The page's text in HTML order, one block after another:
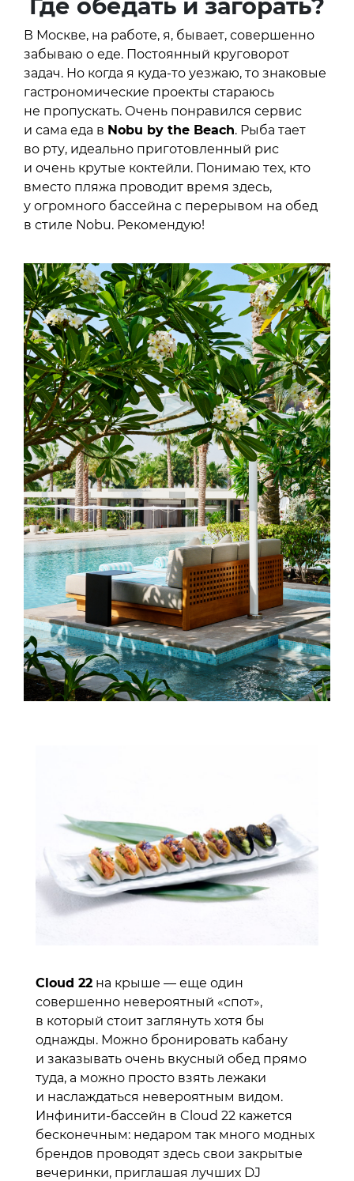
Где обедать и загорать?
В Москве, на работе, я, бывает, совершенно
забываю о еде. Постоянный круговорот
задач. Но когда я куда-то уезжаю, то знаковые
гастрономические проекты стараюсь
не пропускать. Очень понравился сервис
и сама еда в Nobu by the Beach. Рыба тает
во рту, идеально приготовленный рис
и очень крутые коктейли. Понимаю тех, кто
вместо пляжа проводит время здесь,
у огромного бассейна с перерывом на обед
в стиле Nobu. Рекомендую!
Cloud 22 на крыше — еще один
совершенно невероятный «спот»,
в который стоит заглянуть хотя бы
однажды. Можно бронировать кабану
и заказывать очень вкусный обед прямо
туда, а можно просто взять лежаки
и наслаждаться невероятным видом.
Инфинити-бассейн в Cloud 22 кажется
бесконечным: недаром так много модных
брендов проводят здесь свои закрытые
вечеринки, приглашая лучших DJ